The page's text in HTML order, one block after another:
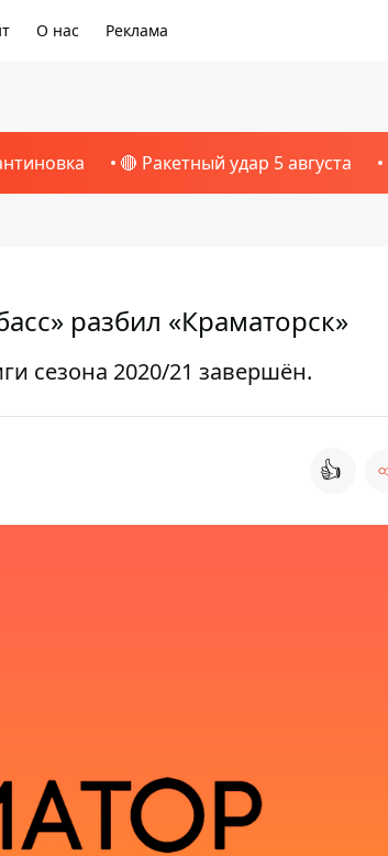
О нас Реклама
🔴 Ракетный удар 5 августа
разбил «Краматорск»
сезона 2020/21 завершён.
👍